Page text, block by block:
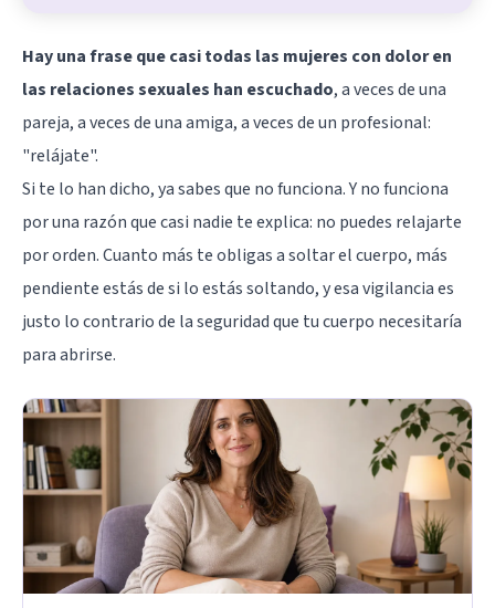
Hay una frase que casi todas las mujeres con dolor en
las relaciones sexuales han escuchado, a veces de una
pareja, a veces de una amiga, a veces de un profesional:
"relájate".
Si te lo han dicho, ya sabes que no funciona. Y no funciona
por una razón que casi nadie te explica: no puedes relajarte
por orden. Cuanto más te obligas a soltar el cuerpo, más
pendiente estás de si lo estás soltando, y esa vigilancia es
justo lo contrario de la seguridad que tu cuerpo necesitaría
para abrirse.